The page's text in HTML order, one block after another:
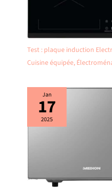
Test : plaque induction
Cuisine équipée,
Jan
17
2025